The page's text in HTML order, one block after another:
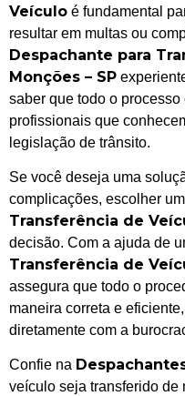
Veículo é fundamental
resultar em multas ou
Despachante para
Monções – SP
saber que todo o
profissionais que
legislação de trânsito.
Se você deseja uma
complicações, escolher um
Transferência de
decisão. Com a ajuda de
Transferência de
assegura que todo o
maneira correta e
diretamente com a
Confie na
veículo seja transferido de